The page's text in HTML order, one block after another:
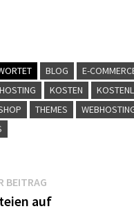
BLOG E-
HOSTING KOSTEN
THEMES
BEITRAGVorheriger
Beitrag:
auf